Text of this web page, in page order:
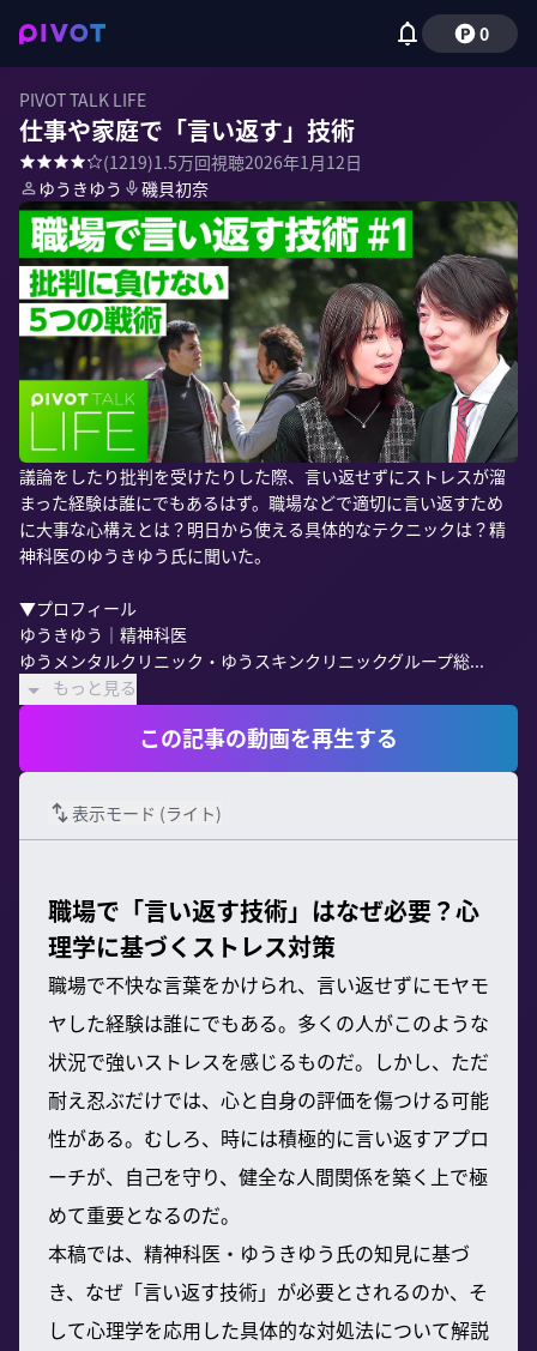
0
PIVOT TALK LIFE
仕事や家庭で「言い返す」技術
(1219)1.5万回視聴2026年1月12日
ゆうきゆう
磯貝初奈
議論をしたり批判を受けたりした際、言い返せずにストレスが溜
まった経験は誰にでもあるはず。職場などで適切に言い返すため
に大事な心構えとは？明日から使える具体的なテクニックは？精
神科医のゆうきゆう氏に聞いた。
▼プロフィール
ゆうきゆう｜精神科医
ゆうメンタルクリニック・ゆうスキンクリニックグループ総...
もっと見る
この記事の動画を再生する
表示モード (ライト)
職場で「言い返す技術」はなぜ必要？心
理学に基づくストレス対策
職場で不快な言葉をかけられ、言い返せずにモヤモ
ヤした経験は誰にでもある。多くの人がこのような
状況で強いストレスを感じるものだ。しかし、ただ
耐え忍ぶだけでは、心と自身の評価を傷つける可能
性がある。むしろ、時には積極的に言い返すアプロ
ーチが、自己を守り、健全な人間関係を築く上で極
めて重要となるのだ。
本稿では、精神科医・ゆうきゆう氏の知見に基づ
き、なぜ「言い返す技術」が必要とされるのか、そ
して心理学を応用した具体的な対処法について解説